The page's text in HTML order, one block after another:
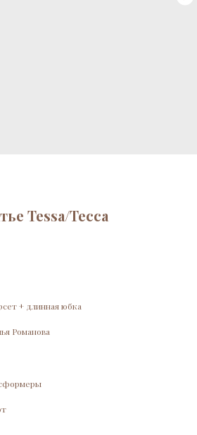
Tessa/Тесса
+ длинная юбка
Романова